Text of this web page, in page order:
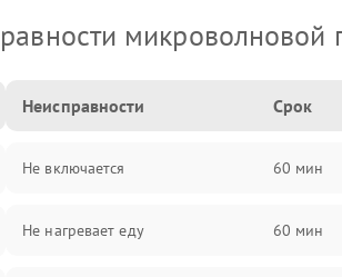
микроволновой
Неисправности Срок
Не включается 60 мин
Не нагревает еду 60 мин